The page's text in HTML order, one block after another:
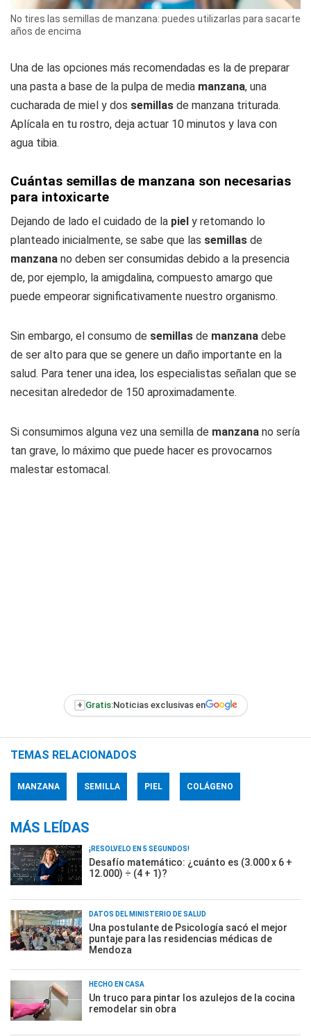
No tires las semillas de manzana: puedes utilizarlas para sacarte
años de encima
Una de las opciones más recomendadas es la de preparar
una pasta a base de la pulpa de media manzana, una
cucharada de miel y dos semillas de manzana triturada.
Aplícala en tu rostro, deja actuar 10 minutos y lava con
agua tibia.
Cuántas semillas de manzana son necesarias
para intoxicarte
Dejando de lado el cuidado de la piel y retomando lo
planteado inicialmente, se sabe que las semillas de
manzana no deben ser consumidas debido a la presencia
de, por ejemplo, la amigdalina, compuesto amargo que
puede empeorar significativamente nuestro organismo.
Sin embargo, el consumo de semillas de manzana debe
de ser alto para que se genere un daño importante en la
salud. Para tener una idea, los especialistas señalan que se
necesitan alrededor de 150 aproximadamente.
Si consumimos alguna vez una semilla de manzana no sería
tan grave, lo máximo que puede hacer es provocarnos
malestar estomacal.
+ Gratis:Noticias exclusivas en
TEMAS RELACIONADOS
MANZANA SEMILLA PIEL COLÁGENO
MÁS LEÍDAS
¡RESOLVELO EN 5 SEGUNDOS!
Desafío matemático: ¿cuánto es (3.000 x 6 +
12.000) ÷ (4 + 1)?
DATOS DEL MINISTERIO DE SALUD
Una postulante de Psicología sacó el mejor
puntaje para las residencias médicas de
Mendoza
HECHO EN CASA
Un truco para pintar los azulejos de la cocina
remodelar sin obra